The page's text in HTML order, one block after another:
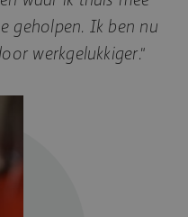
geholpen. Ik ben nu
werkgelukkiger."